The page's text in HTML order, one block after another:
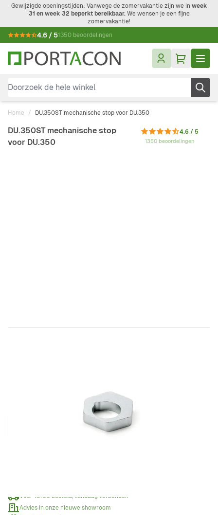
Ga naar de inhoud
Gewijzigde openingstijden: Vanwege de zomervakantie zijn we in week
31 en week 32 beperkt bereikbaar.We wensen je een fijne
zomervakantie!
4.6 / 51350 beoordelingen
Doorzoek de hele winkel
Home / DU.350ST mechanische stop voor DU.350
DU.350ST mechanische stop
voor DU.350
4.6 / 5
1350 beoordelingen
Voor 15:00 besteld, vandaag verzonden
Advies in onze nieuwe showroom